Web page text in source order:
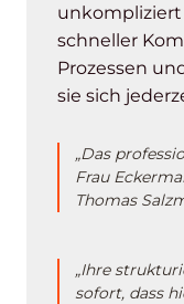
unkompliziert
schneller
Prozessen
sie sich
„Das
Frau
Thomas
„Ihre
sofort, dass